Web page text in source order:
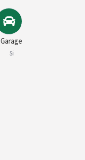
Garage
Si